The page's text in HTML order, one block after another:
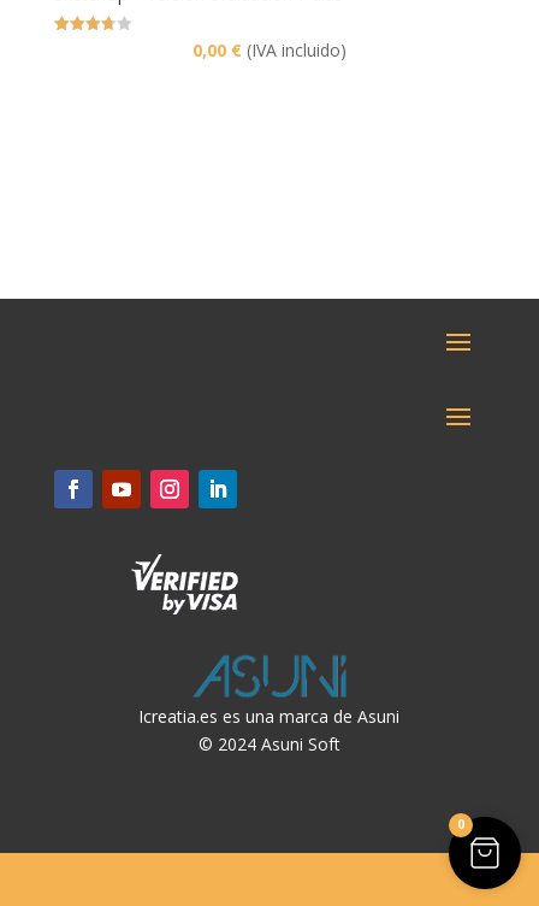
0,00 € (IVA incluido)
Icreatia.es es una marca de Asuni
© 2024 Asuni Soft
0